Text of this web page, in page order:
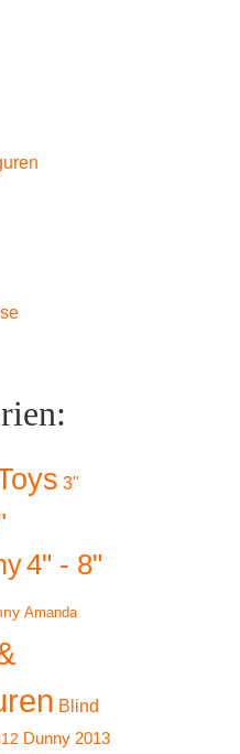
3"
4" - 8"
Amanda
Blind
Dunny 2013